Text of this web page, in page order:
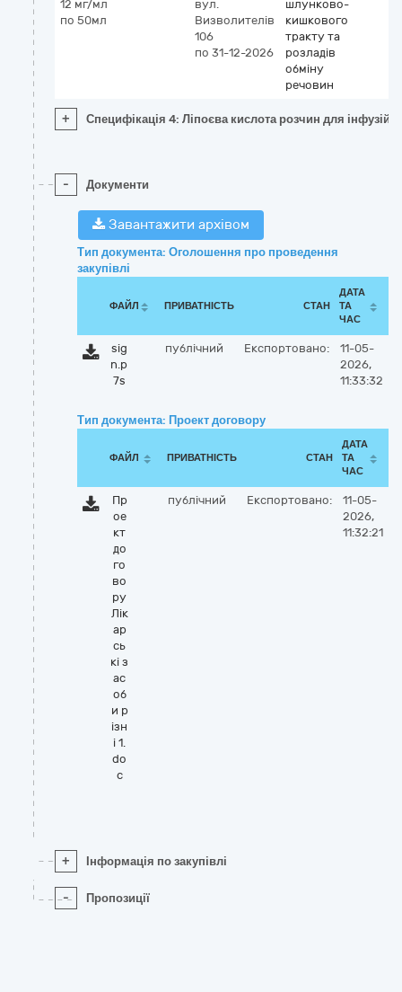
12 мг/мл
по 50мл
вул.
Визволителів
106
по 31-12-2026
шлунково-
кишкового
тракту та
розладів
обміну
речовин
+ Специфікація 4: Ліпоєва кислота розчин для
- Документи
Завантажити архівом
Тип документа: Оголошення про проведення
закупівлі
ФАЙЛ ПРИВАТНІСТЬ СТАН
ДАТА
ТА
ЧАС
sig
n.p
7s
публічний Експортовано:
11-05-
2026,
11:33:32
Тип документа: Проект договору
ФАЙЛ ПРИВАТНІСТЬ СТАН
ДАТА
ТА
ЧАС
Пр
ое
кт
до
го
во
ру
Лік
ар
сь
кі з
ас
об
и р
ізн
і 1.
do
c
публічний Експортовано:
11-05-
2026,
11:32:21
+ Інформація по закупівлі
- Пропозиції